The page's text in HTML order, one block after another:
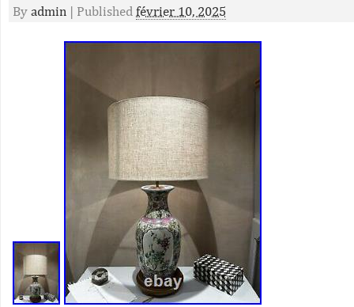
By admin | Published février 10, 2025